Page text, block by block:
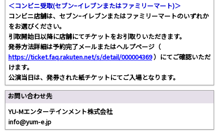
＜コンビニ受取(セブンｰイレブンまたはファミリーマート)＞
コンビニ店舗は、セブンｰイレブンまたはファミリーマートのいずれか
をお選びください。
引取開始日以降に店舗にてチケットをお引取りいただきます。
発券方法詳細は予約完了メールまたはヘルプページ（
https://ticket.faq.rakuten.net/s/detail/000004369）にてご確認いただ
けます。
公演当日は、発券された紙チケットにてご入場となります。
お問い合わせ先
YU-Mエンターテインメント株式会社
info@yum-e.jp